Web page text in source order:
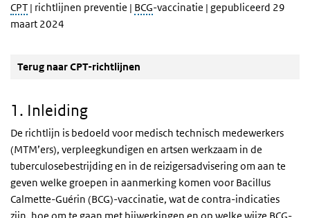
CPT | richtlijnen preventie | BCG-vaccinatie | gepubliceerd 29
maart 2024
Terug naar CPT-richtlijnen
1. Inleiding
De richtlijn is bedoeld voor medisch technisch medewerkers
(MTM’ers), verpleegkundigen en artsen werkzaam in de
tuberculosebestrijding en in de reizigersadvisering om aan te
geven welke groepen in aanmerking komen voor Bacillus
Calmette-Guérin (BCG)-vaccinatie, wat de contra-indicaties